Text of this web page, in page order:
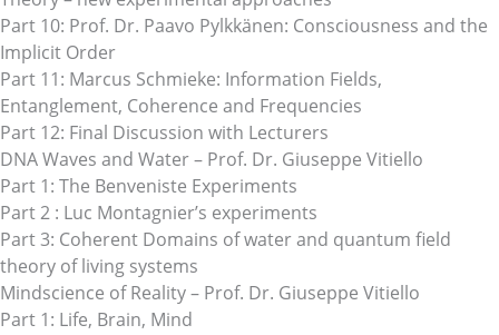
Part 10: Prof. Dr. Paavo Pylkkänen: Consciousness and the
Implicit Order
Part 11: Marcus Schmieke: Information Fields,
Entanglement, Coherence and Frequencies
Part 12: Final Discussion with Lecturers
DNA Waves and Water – Prof. Dr. Giuseppe Vitiello
Part 1: The Benveniste Experiments
Part 2 : Luc Montagnier’s experiments
Part 3: Coherent Domains of water and quantum field
theory of living systems
Mindscience of Reality – Prof. Dr. Giuseppe Vitiello
Part 1: Life, Brain, Mind